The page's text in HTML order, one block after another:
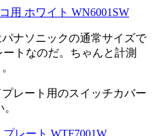
用 ホワイト WN6001SW
ナソニックの通常サイズで
トなのだ。ちゃんと計測
レート用のスイッチカバー
プレート WTF7001W